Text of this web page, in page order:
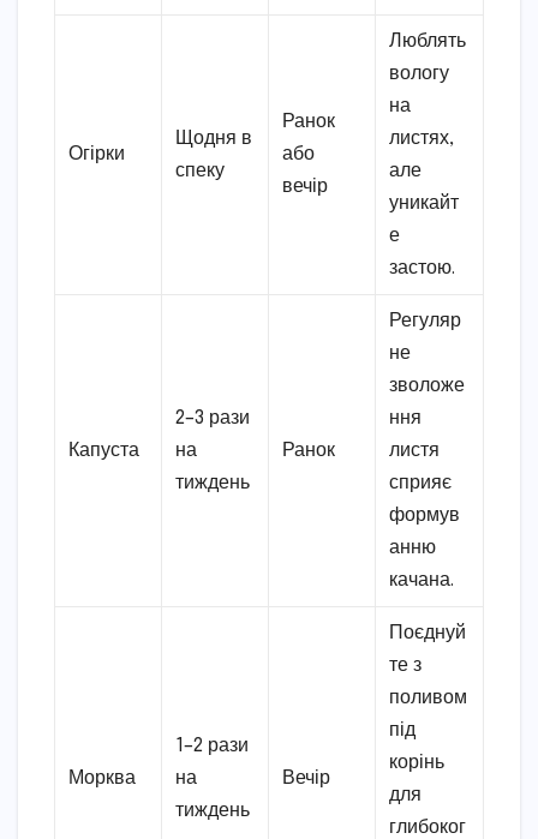
Огірки
Щодня в
спеку
Ранок
або
вечір
Люблять
вологу
на
листях,
але
уникайт
е
застою.
Капуста
2–3 рази
на
тиждень
Ранок
Регуляр
не
зволоже
ння
листя
сприяє
формув
анню
качана.
Морква
1–2 рази
на
тиждень
Вечір
Поєднуй
те з
поливом
під
корінь
для
глибоког